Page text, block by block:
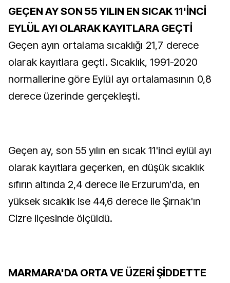
GEÇEN AY SON 55 YILIN EN SICAK 11'İNCİ
EYLÜL AYI OLARAK KAYITLARA GEÇTİ
Geçen ayın ortalama sıcaklığı 21,7 derece
olarak kayıtlara geçti. Sıcaklık, 1991-2020
normallerine göre Eylül ayı ortalamasının 0,8
derece üzerinde gerçekleşti.
Geçen ay, son 55 yılın en sıcak 11'inci eylül ayı
olarak kayıtlara geçerken, en düşük sıcaklık
sıfırın altında 2,4 derece ile Erzurum'da, en
yüksek sıcaklık ise 44,6 derece ile Şırnak'ın
Cizre ilçesinde ölçüldü.
MARMARA'DA ORTA VE ÜZERİ ŞİDDETTE